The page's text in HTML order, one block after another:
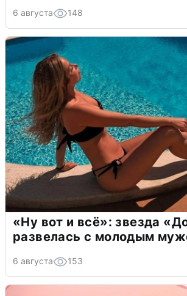
6 августа 148
«Ну вот и всё»: звезда
развелась с молодым
6 августа 153